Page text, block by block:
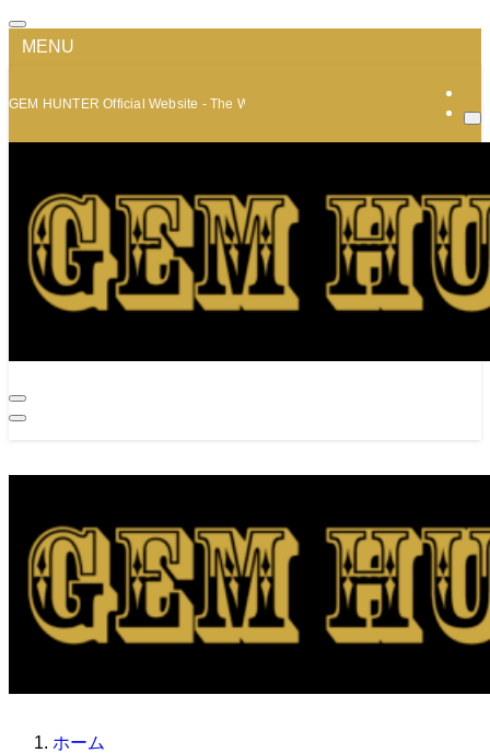
MENU
GEM HUNTER Official Website - The World of Minerals and Jewelry
ホーム